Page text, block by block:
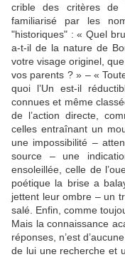
crible des critères
familiarisé par les
"historiques" : « Quel
a-t-il de la nature de
votre visage originel,
vos parents ? » – «
quoi l’Un est-il
connues et même
de l’action directe,
celles entraînant un
une impossibilité –
source – une
ensoleillée, celle de
poétique la brise a
jettent leur ombre – un
salé. Enfin, comme
Mais la connaissance
réponses, n’est
de lui une recherche et